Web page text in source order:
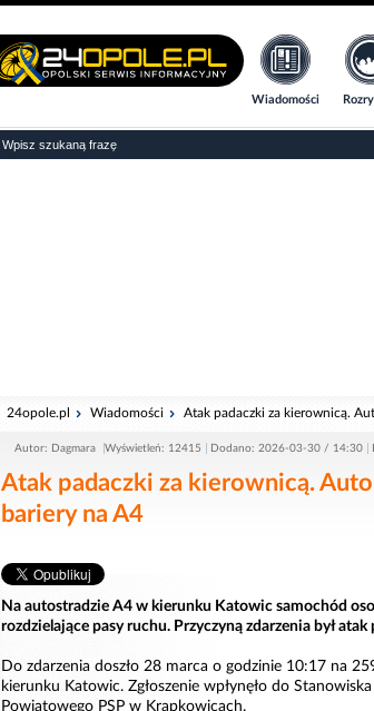
Wiadomości
24opole.pl Wiadomości Atak padaczki za kierownicą.
Autor: Dagmara Wyświetleń: 12415 Dodano: 2026-03-30 / 14:30
Atak padaczki za kierownicą.
bariery na A4
Na autostradzie A4 w kierunku Katowic samochód
rozdzielające pasy ruchu. Przyczyną zdarzenia był
Do zdarzenia doszło 28 marca o godzinie 10:17 na
kierunku Katowic. Zgłoszenie wpłynęło do
Powiatowego PSP w Krapkowicach.